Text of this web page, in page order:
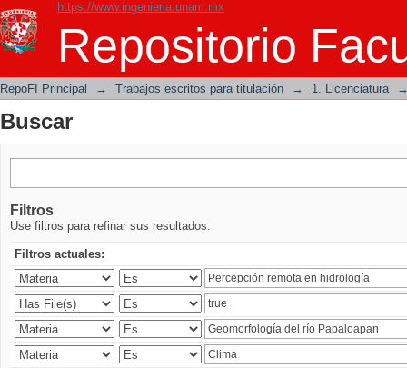
https://www.ingenieria.unam.mx
Repositorio
Buscar
RepoFI Principal → Trabajos escritos para titulación → 1. Licenciatura
Buscar
Filtros
Use filtros para refinar sus resultados.
Filtros actuales: